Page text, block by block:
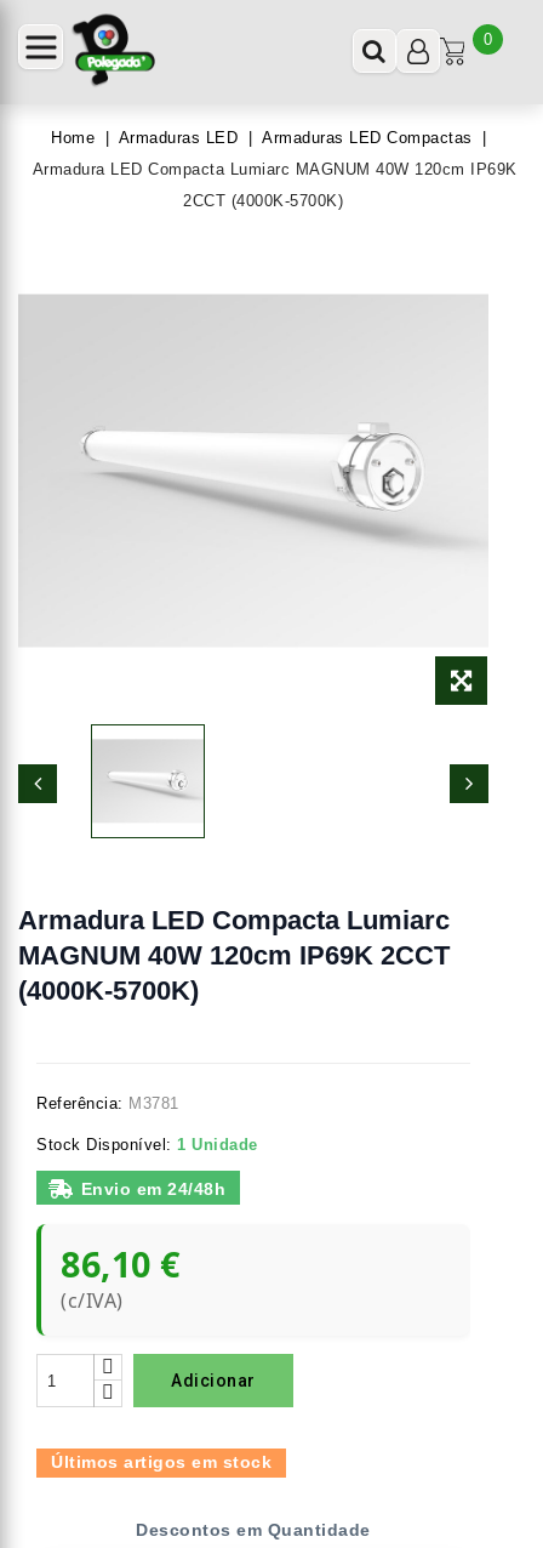
0
Home Armaduras LED
Armaduras LED Compactas
Armadura LED Compacta Lumiarc MAGNUM 40W 120cm IP69K
2CCT (4000K-5700K)
Armadura LED Compacta Lumiarc
MAGNUM 40W 120cm IP69K 2CCT
(4000K-5700K)
Referência: M3781
Stock Disponível: 1 Unidade
Envio em 24/48h
86,10 €
(c/IVA)
Adicionar
Últimos artigos em stock
Descontos em Quantidade